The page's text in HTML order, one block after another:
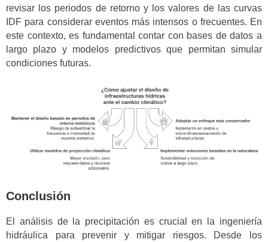
revisar los periodos de retorno y los valores de las curvas
IDF para considerar eventos más intensos o frecuentes. En
este contexto, es fundamental contar con bases de datos a
largo plazo y modelos predictivos que permitan simular
condiciones futuras.
Conclusión
El análisis de la precipitación es crucial en la ingeniería
hidráulica para prevenir y mitigar riesgos. Desde los